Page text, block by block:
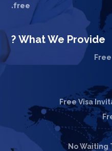
free.
What We Provide ?
Free Visa
No Waiting